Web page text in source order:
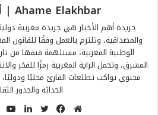
Ahame Elakhbar | أهم الأخبار
جريدة أهم الأخبار هي جريدة مغربية
والمصداقية، وتلتزم بالعمل وفقًا للقانون
الوطنية المغربية، مستلهمة قيمها من
المشرق، وتحمل الراية المغربية رمزًا للفخر
محتوى يواكب تطلعات القارئ محليًا
الحداثة والجذور